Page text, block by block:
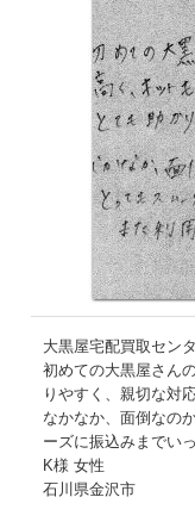
大黒屋宅配買取セン
初めての大黒屋さん
りやすく、親切な対
なかなか、面倒なの
ーズに振込みまでい
K様 女性
石川県金沢市